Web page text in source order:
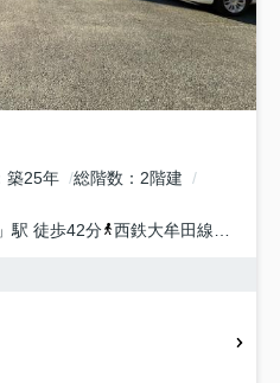
築25年 総階数
2階建
」駅 徒歩42分 西鉄大牟田線